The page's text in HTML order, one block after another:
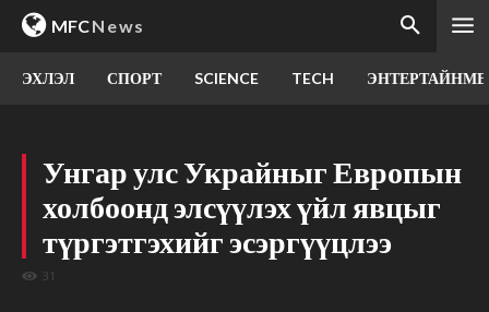
MFCNews
ЭХЛЭЛ СПОРТ SCIENCE TECH
Унгар улс Украйныг Европын
холбоонд элсүүлэх үйл явцыг
түргэтгэхийг эсэргүүцлээ
31